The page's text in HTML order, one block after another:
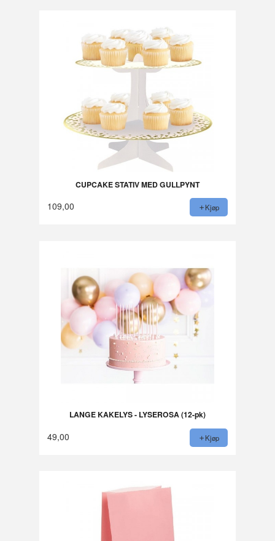
CUPCAKE STATIV MED GULLPYNT
109,00 Kjøp
LANGE KAKELYS - LYSEROSA (12-pk)
49,00 Kjøp